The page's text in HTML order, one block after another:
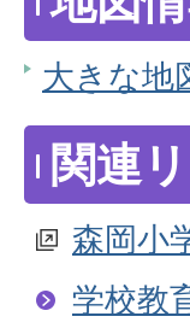
大きな地
関連
森岡小
学校教